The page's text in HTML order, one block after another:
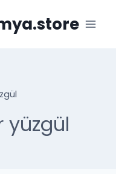
yüzgül